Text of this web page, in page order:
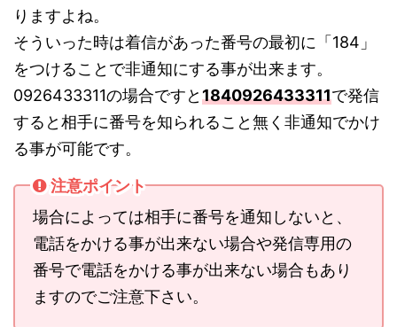
りますよね。
そういった時は着信があった番号の最初に「184」
をつけることで非通知にする事が出来ます。
0926433311の場合ですと1840926433311で発信
すると相手に番号を知られること無く非通知でかけ
る事が可能です。
注意ポイント
場合によっては相手に番号を通知しないと、
電話をかける事が出来ない場合や発信専用の
番号で電話をかける事が出来ない場合もあり
ますのでご注意下さい。